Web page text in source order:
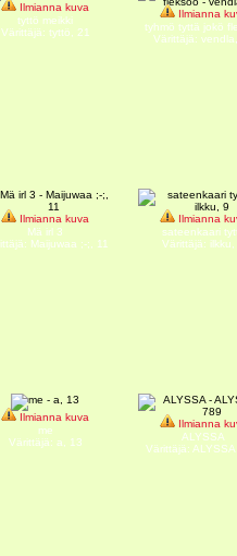
Ilmianna kuva
tyttö meikki
Värittäjä: tyttö, 21
Ilmianna
tyhmö tyttä jokö
Värittäjä:
Ilmianna kuva
Mä irl 3
Maijuwaa ;-;, 11
Ilmianna
sateenkaari
Värittäjä: ilkku,
Ilmianna kuva
me
Värittäjä: a, 13
Ilmianna
ALYSSA
Värittäjä: